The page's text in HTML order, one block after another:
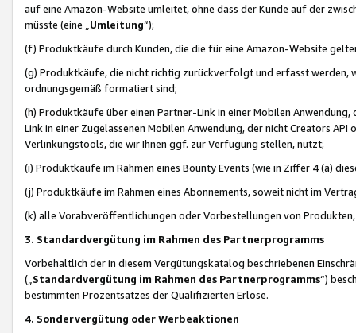
auf eine Amazon-Website umleitet, ohne dass der Kunde auf der
müsste (eine „ Umleitung“);
(f) Produktkäufe durch Kunden, die die für eine Amazon-Website
(g) Produktkäufe, die nicht richtig zurückverfolgt und erfasst werden,
ordnungsgemäß formatiert sind;
(h) Produktkäufe über einen Partner-Link in einer Mobilen
Link in einer Zugelassenen Mobilen Anwendung, der nicht Creators
Verlinkungstools, die wir Ihnen ggf. zur Verfügung stellen, nutzt;
(i) Produktkäufe im Rahmen eines Bounty Events (wie in Ziffer 4 (a)
(j) Produktkäufe im Rahmen eines Abonnements, soweit nicht im
(k) alle Vorabveröffentlichungen oder Vorbestellungen von
3. Standardvergütung im Rahmen des Partnerprogramms
Vorbehaltlich der in diesem Vergütungskatalog beschriebenen
(„ Standardvergütung im Rahmen des Partnerprogramms“)
bestimmten Prozentsatzes der Qualifizierten Erlöse.
4. Sondervergütung oder Werbeaktionen